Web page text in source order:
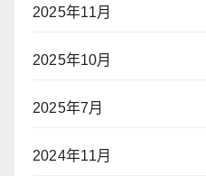
2025年11月
2025年10月
2025年7月
2024年11月